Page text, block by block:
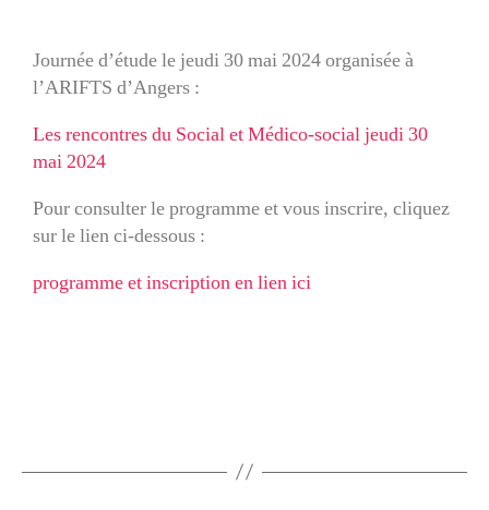
Journée d’étude le jeudi 30 mai 2024 organisée à
l’ARIFTS d’Angers :
Les rencontres du Social et Médico-social jeudi 30
mai 2024
Pour consulter le programme et vous inscrire, cliquez
sur le lien ci-dessous :
programme et inscription en lien ici